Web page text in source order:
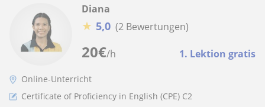
20€/h 1. Lektion gratis
Diana
★ 5,0 (2 Bewertungen)
Online-Unterricht
Certificate of Proficiency in English (CPE) C2